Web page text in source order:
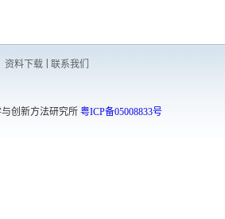
资料下载 联系我们
创新方法研究所 粤ICP备05008833号